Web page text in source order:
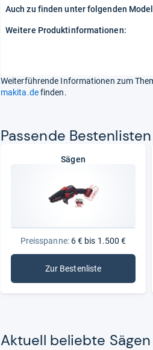
Auch zu finden unter folgenden
Weitere Produktinformationen:
Weiterführende Informationen zum
makita.definden.
Pas­sende Bes­ten­lis­ten
Sägen
Preisspanne:6 € bis 1.500 €
Zur Bestenliste
: Sägen
Aktu­ell beliebte Sägen